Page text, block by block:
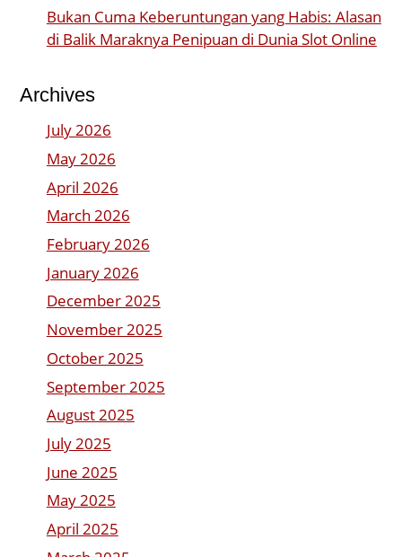
Bukan Cuma Keberuntungan yang Habis: Alasan
di Balik Maraknya Penipuan di Dunia Slot Online
Archives
July 2026
May 2026
April 2026
March 2026
February 2026
January 2026
December 2025
November 2025
October 2025
September 2025
August 2025
July 2025
June 2025
May 2025
April 2025